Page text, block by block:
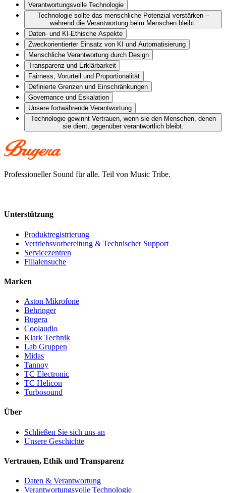
Verantwortungsvolle Technologie
Technologie sollte das menschliche Potenzial verstärken –
während die Verantwortung beim Menschen bleibt.
Daten- und KI-Ethische Aspekte
Zweckorientierter Einsatz von KI und Automatisierung
Menschliche Verantwortung durch Design
Transparenz und Erklärbarkeit
Fairness, Vorurteil und Proportionalität
Definierte Grenzen und Einschränkungen
Governance und Eskalation
Unsere fortwährende Verantwortung
Technologie gewinnt Vertrauen, wenn sie den Menschen, denen
sie dient, gegenüber verantwortlich bleibt.
Professioneller Sound für alle. Teil von Music Tribe.
Unterstützung
Produktregistrierung
Vertriebsvorbereitung & Technischer Support
Servicezentren
Filialensuche
Marken
Aston Mikrofone
Behringer
Bugera
Coolaudio
Klark Technik
Lab Gruppen
Midas
Tannoy
TC Electronic
TC Helicon
Turbosound
Über
Schließen Sie sich uns an
Unsere Geschichte
Vertrauen, Ethik und Transparenz
Daten & Verantwortung
Verantwortungsvolle Technologie